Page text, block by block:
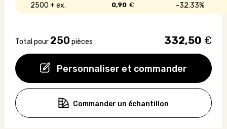
Personnaliser et commander
2500 + 32.33%
0,90 €
Total pour 250 pièces : 332,50 €
Commander un échantillon